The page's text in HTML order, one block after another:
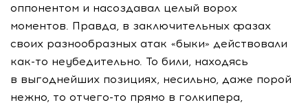
оппонентом и насоздавал целый ворох
моментов. Правда, в заключительных фазах
своих разнообразных атак «быки» действовали
как-то неубедительно. То били, находясь
в выгоднейших позициях, несильно, даже порой
нежно, то отчего-то прямо в голкипера,